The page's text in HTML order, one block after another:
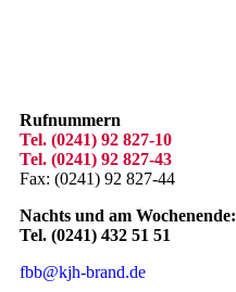
Rufnummern
Tel. (0241) 92 827-10
Tel. (0241) 92 827-43
Fax: (0241) 92 827-44
Nachts und am Wochenende:
Tel. (0241) 432 51 51
fbb@kjh-brand.de